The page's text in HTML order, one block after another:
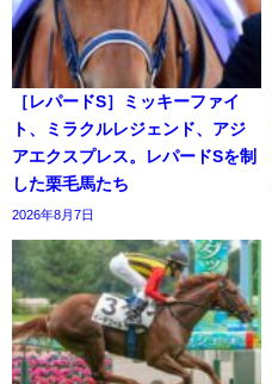
［レパードS］ミッキーファイ
ト、ミラクルレジェンド、アジ
アエクスプレス。レパードSを制
した栗毛馬たち
2026年8月7日